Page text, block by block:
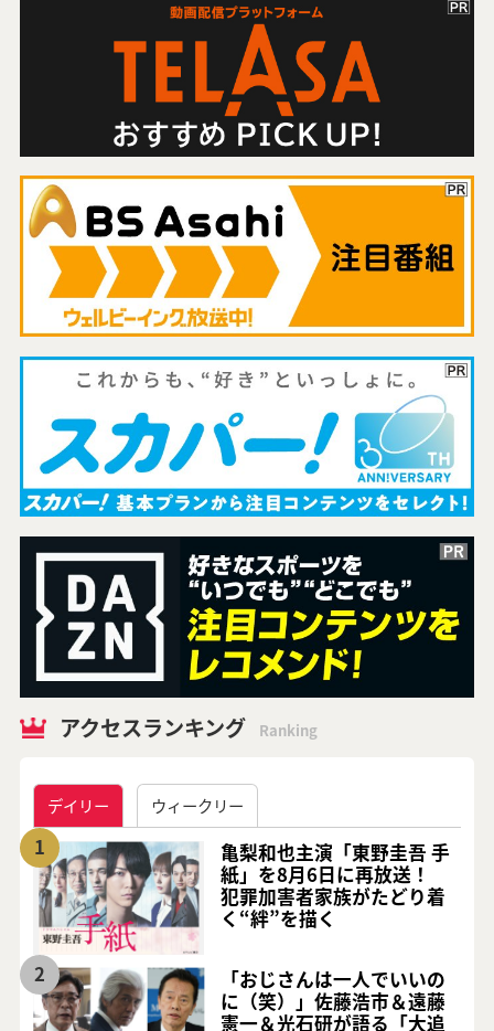
アクセスランキング Ranking
デイリー ウィークリー
1
亀梨和也主演「東野圭吾 手
紙」を8月6日に再放送！
犯罪加害者家族がたどり着
く“絆”を描く
2
「おじさんは一人でいいの
に（笑）」佐藤浩市＆遠藤
憲一＆光石研が語る「大追